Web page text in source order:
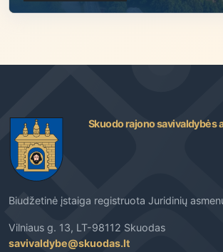
Skuodo rajono savivaldybės
Biudžetinė įstaiga registruota Juridinių
Vilniaus g. 13, LT-98112 Skuodas
savivaldybe@skuodas.lt